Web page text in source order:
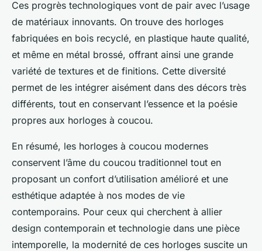
Ces progrès technologiques vont de pair avec l’usage
de matériaux innovants. On trouve des horloges
fabriquées en bois recyclé, en plastique haute qualité,
et même en métal brossé, offrant ainsi une grande
variété de textures et de finitions. Cette diversité
permet de les intégrer aisément dans des décors très
différents, tout en conservant l’essence et la poésie
propres aux horloges à coucou.
En résumé, les horloges à coucou modernes
conservent l’âme du coucou traditionnel tout en
proposant un confort d’utilisation amélioré et une
esthétique adaptée à nos modes de vie
contemporains. Pour ceux qui cherchent à allier
design contemporain et technologie dans une pièce
intemporelle, la modernité de ces horloges suscite un